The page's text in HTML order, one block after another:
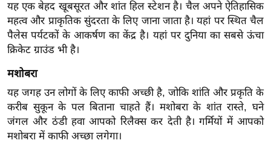
टो
व
र्ल्ड
न्यू
ज
ब्री
फ
म
यह एक बेहद खूबसूरत और शांत हिल स्टेशन है। चैल अपने ऐतिहासिक
महत्व और प्राकृतिक सुंदरता के लिए जाना जाता है। यहां पर स्थित चैल
पैलेस पर्यटकों के आकर्षण का केंद्र है। यहां पर दुनिया का सबसे ऊंचा
क्रिकेट ग्राउंड भी है।
मशोबरा
यह जगह उन लोगों के लिए काफी अच्छी है, जोकि शांति और प्रकृति के
करीब सुकून के पल बिताना चाहते हैं। मशोबरा के शांत रास्ते, घने
जंगल और ठंडी हवा आपको रिलैक्स कर देती है। गर्मियों में आपको
मशोबरा में काफी अच्छा लगेगा।